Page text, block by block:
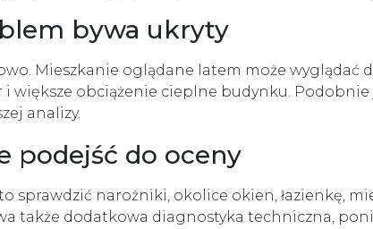
bywa ukryty
Mieszkanie oglądane latem może wyglądać
większe obciążenie cieplne budynku.
analizy.
podejść do oceny
sprawdzić narożniki, okolice okien, łazienkę,
także dodatkowa diagnostyka techniczna,